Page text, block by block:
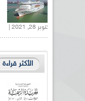
أكتوبر 28, 2021 |
الأكثر قراءة